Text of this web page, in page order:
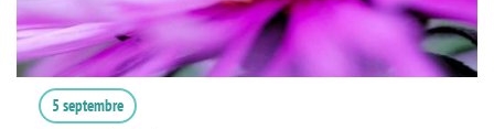
5 septembre